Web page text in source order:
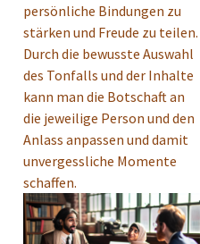
persönliche Bindungen zu
stärken und Freude zu teilen.
Durch die bewusste Auswahl
des Tonfalls und der Inhalte
kann man die Botschaft an
die jeweilige Person und den
Anlass anpassen und damit
unvergessliche Momente
schaffen.